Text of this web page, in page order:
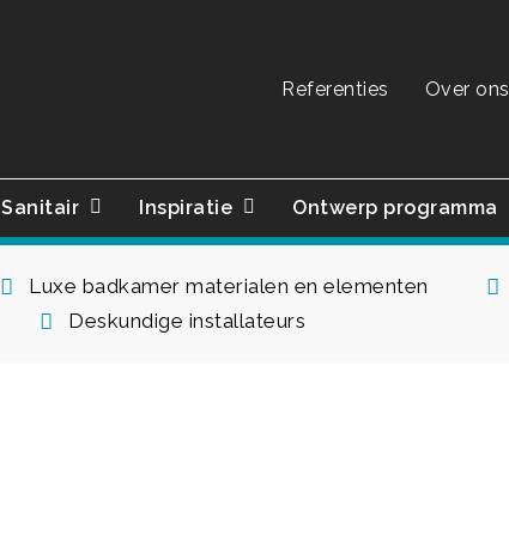
Referenties Over ons
Sanitair Inspiratie Ontwerp programma
Luxe badkamer materialen en elementen
Deskundige installateurs